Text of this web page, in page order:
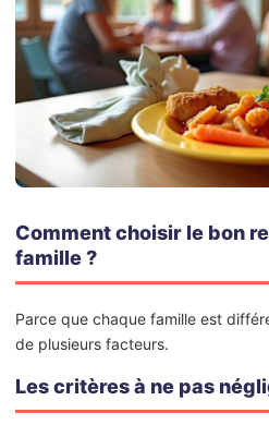
Comment choisir le bon
famille ?
Parce que chaque famille est
de plusieurs facteurs.
Les critères à ne pas